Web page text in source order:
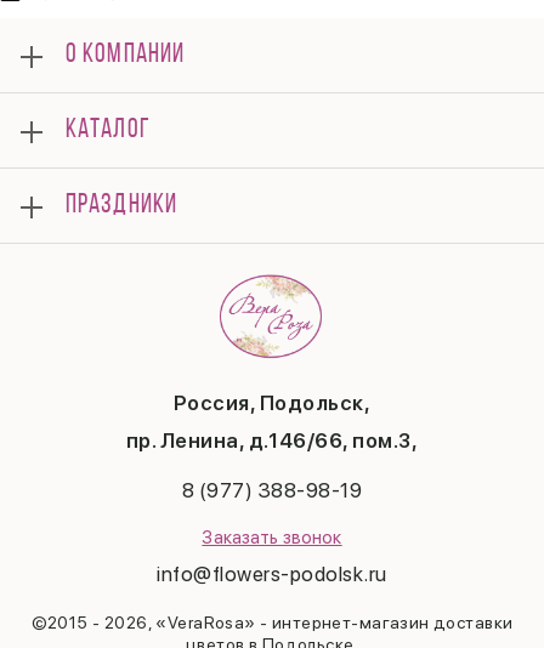
Россия, Подольск,
пр. Ленина, д.146/66, пом.3,
8 (977) 388-98-19
Заказать звонок
info@flowers-podolsk.ru
©2015 - 2026, «VeraRosa» - интернет-магазин доставки
О КОМПАНИИ
Мероприятия
Корпоративным клиентам
Оплата
Доставка
Отзывы
Политика конфиденциальности
КАТАЛОГ
Композиции
Подарки
ПРАЗДНИКИ
Последний звонок